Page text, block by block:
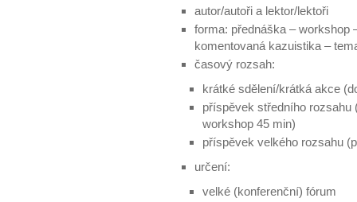
autor/autoři a lektor/lektoři
forma: přednáška – workshop
komentovaná kazuistika –
časový rozsah:
krátké sdělení/krátká akce
příspěvek středního rozsahu
workshop 45 min)
příspěvek velkého rozsahu
určení:
velké (konferenční) fórum